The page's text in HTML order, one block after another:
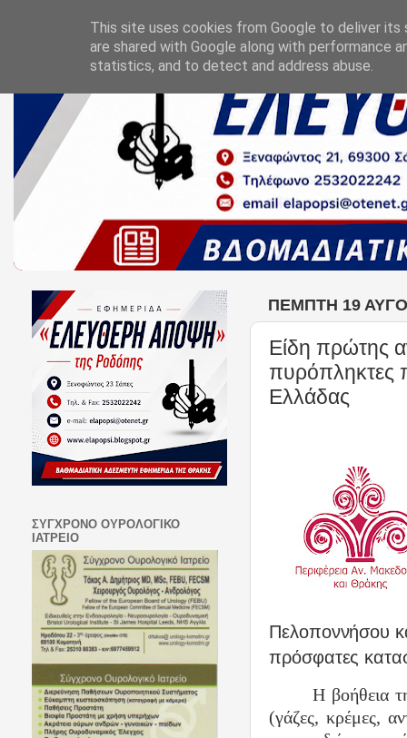
ΠΈΜΠΤΗ 19
Είδη πρώτης
πυρόπληκτες
Ελλάδας
Πελοποννήσου
πρόσφατες
Η βοήθεια
(γάζες, κρέμες,
ΣΥΓΧΡΟΝΟ ΟΥΡΟΛΟΓΙΚΟ
ΙΑΤΡΕΙΟ
This site uses cookies from Google to deliver its
are shared with Google along with performance
statistics, and to detect and address abuse.